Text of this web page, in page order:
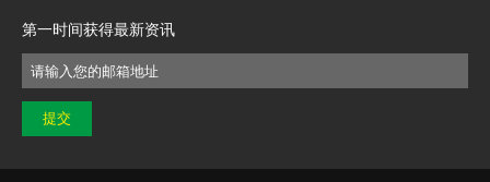
第一时间获得最新资讯